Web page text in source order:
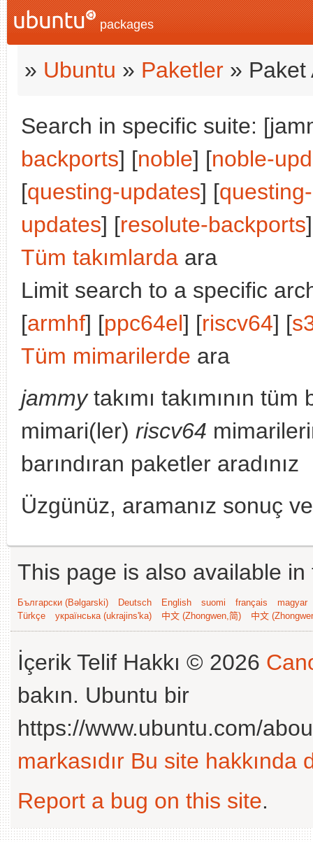
packages
» Ubuntu » Paketler » Paket
Search in specific suite:
backports] [noble] [noble-
[questing-updates] [
updates] [resolute-backports
Tüm takımlarda ara
Limit search to a specific
[armhf] [ppc64el] [riscv64] [
Tüm mimarilerde ara
jammytakımı takımının
mimari(ler) riscv64
barındıran paketler aradınız
Üzgünüz, aramanız sonuç
This page is also available
Български (Bəlgarski) Deutsch English suomi français
magyar
Türkçe
українська (ukrajins'ka) 中文 (Zhongwen,简) 中文
İçerik Telif Hakkı © 2026
bakın. Ubuntu bir
https://www.ubuntu.com/
markasıdır Bu site hakkında
Report a bug on this site.